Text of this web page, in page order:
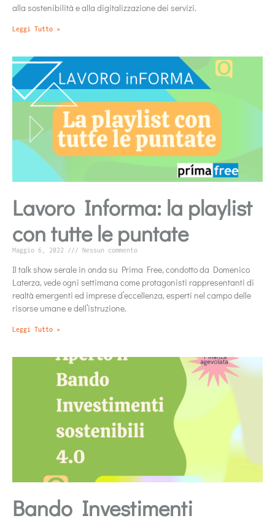
alla sostenibilità e alla digitalizzazione dei servizi.
Leggi Tutto »
Lavoro Informa: la playlist
con tutte le puntate
Maggio 6, 2022 Nessun commento
Il talk show serale in onda su Prima Free, condotto da Domenico
Laterza, vede ogni settimana come protagonisti rappresentanti di
realtà emergenti ed imprese d’eccellenza, esperti nel campo delle
risorse umane e dell’istruzione.
Leggi Tutto »
Bando Investimenti